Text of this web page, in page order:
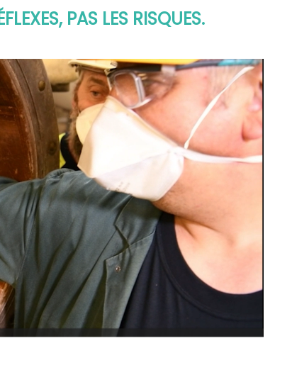
PAS LES RISQUES.